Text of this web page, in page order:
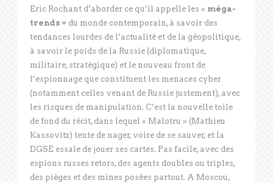
Eric Rochant d’aborder ce qu’il appelle les « méga-
trends » du monde contemporain, à savoir des
tendances lourdes de l’actualité et de la géopolitique,
à savoir le poids de la Russie (diplomatique,
militaire, stratégique) et le nouveau front de
l’espionnage que constituent les menaces cyber
(notamment celles venant de Russie justement), avec
les risques de manipulation. C’est la nouvelle toile
de fond du récit, dans lequel « Malotru » (Mathieu
Kassovitz) tente de nager, voire de se sauver, et la
DGSE essaie de jouer ses cartes. Pas facile, avec des
espions russes retors, des agents doubles ou triples,
des pièges et des mines posées partout. A Moscou,